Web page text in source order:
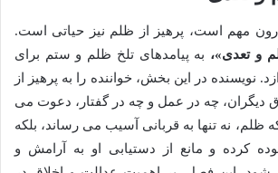
مهم است، پرهیز از ظلم نیز حیاتی است.
و تعدی»، به پیامدهای تلخ ظلم و ستم برای
نویسنده در این بخش، خواننده را به پرهیز از
دیگران، چه در عمل و چه در گفتار، دعوت می
ظلم، نه تنها به قربانی آسیب می رساند، بلکه
کرده و مانع از دستیابی او به آرامش و